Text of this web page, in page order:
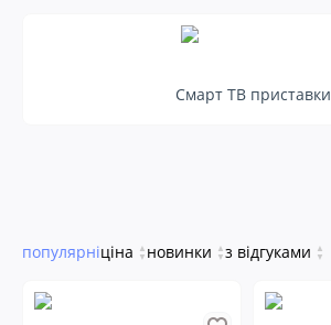
Смарт ТВ приставки
популярніціна ▲
▼ новинки ▲
▼з відгуками ▲
▼